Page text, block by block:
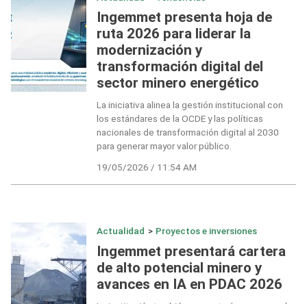
Ingemmet presenta hoja de
ruta 2026 para liderar la
modernización y
transformación digital del
sector minero energético
La iniciativa alinea la gestión institucional con
los estándares de la OCDE y las políticas
nacionales de transformación digital al 2030
para generar mayor valor público.
19/05/2026 / 11:54 AM
Actualidad > Proyectos e inversiones
Ingemmet presentará cartera
de alto potencial minero y
avances en IA en PDAC 2026